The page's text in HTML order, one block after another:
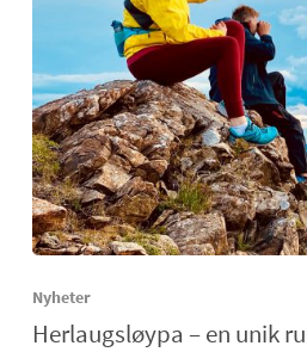
Nyheter
Herlaugsløypa – en unik